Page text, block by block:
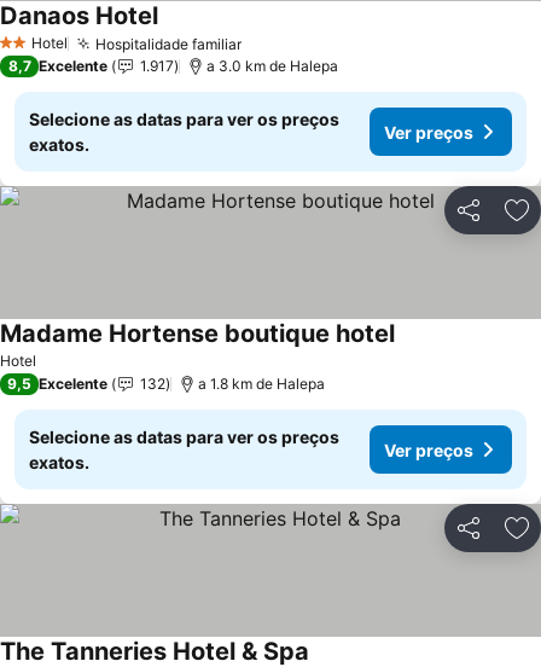
2 Estrelas
Hotel Hospitalidade familiarVer preços
Danaos HotelVer preços
8,7 Excelente 1.917 a 3.0 km de Halepa
Selecione as datas para ver os preços
exatos.
Ver preços
Partilhar
Hotel
Madame Hortense boutique hotelVer preços
9,5 Excelente 132 a 1.8 km de Halepa
Selecione as datas para ver os preços
exatos.
Ver preços
Partilhar
The Tanneries Hotel & Spa